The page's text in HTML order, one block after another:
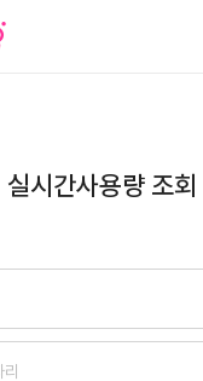
실시간사용량 조회